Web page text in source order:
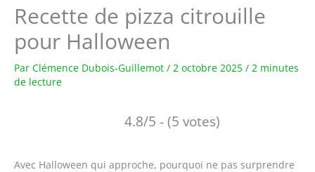
Recette de pizza citrouille
pour Halloween
Par Clémence Dubois-Guillemot / 2 octobre 2025 / 2 minutes
de lecture
4.8/5 - (5 votes)
Avec Halloween qui approche, pourquoi ne pas surprendre